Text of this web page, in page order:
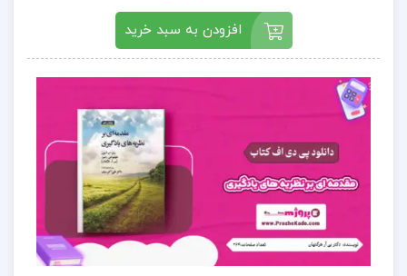
افزودن به سبد خرید